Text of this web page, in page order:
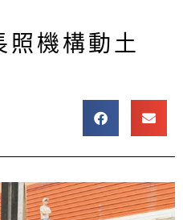
照機構動土